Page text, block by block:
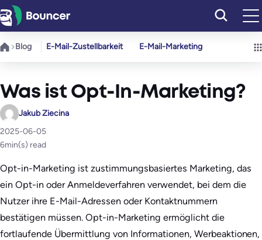
Zum
Inhalt
springen
Blog E-Mail-Zustellbarkeit E-Mail-Marketing
Was ist Opt-In-Marketing?
Jakub Ziecina
2025-06-05
6min(s) read
Opt-in-Marketing ist zustimmungsbasiertes Marketing, das
ein Opt-in oder Anmeldeverfahren verwendet, bei dem die
Nutzer ihre E-Mail-Adressen oder Kontaktnummern
bestätigen müssen. Opt-in-Marketing ermöglicht die
fortlaufende Übermittlung von Informationen, Werbeaktionen,